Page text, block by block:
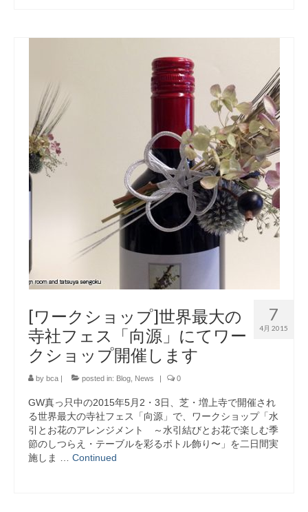
7
4月 2015
[ワークショップ]世界最大の
寺社フェス「向源」にてワー
クショップ開催します
by bca | posted in: Blog News | 0
GW真っ只中の2015年5月2・3日、芝・増上寺で開催され
る世界最大の寺社フェス「向源」で、ワークショップ「水
引とお花のアレンジメント ～水引結びとお花で楽しむ季
節のしつらえ・テーブルを彩るボトル飾り〜」を二日間実
施しま … Continued